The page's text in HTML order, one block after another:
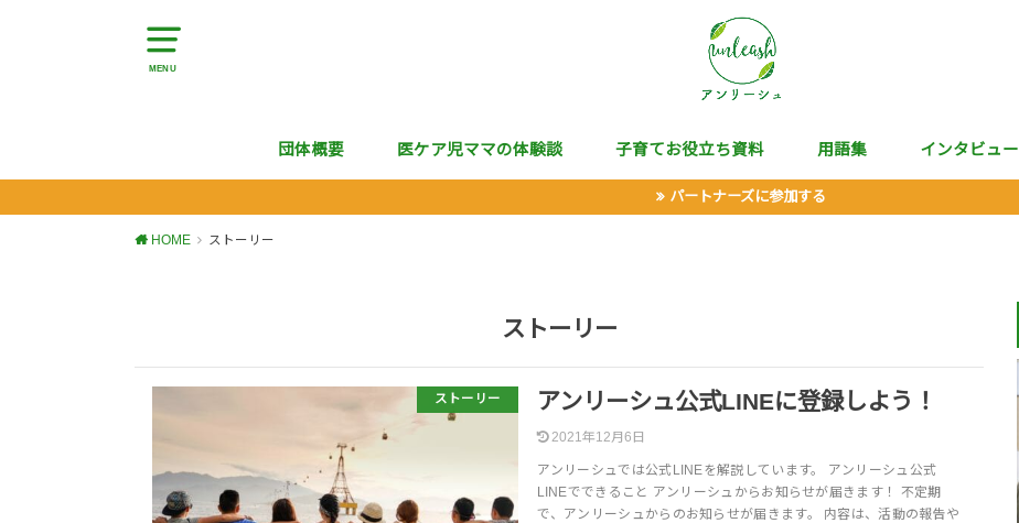
MENU
団体概要 医ケア児ママの体験談 子育てお役立ち資料 用語集 インタビュー
パートナーズに参加する
HOME ストーリー
ストーリー
ストーリー アンリーシュ公式LINEに登録しよう！
2021年12月6日
アンリーシュでは公式LINEを解説しています。 アンリーシュ公式
LINEでできること アンリーシュからお知らせが届きます！ 不定期
で、アンリーシュからのお知らせが届きます。 内容は、活動の報告や